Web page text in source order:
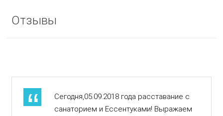
Отзывы
Сегодня,05.09.2018 года расставание с
санаторием и Ессентуками! Выражаем